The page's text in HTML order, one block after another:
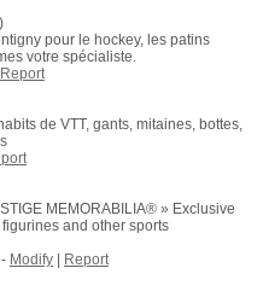
pour le hockey, les patins
votre spécialiste.
Report
de VTT, gants, mitaines, bottes,
MEMORABILIA® » Exclusive
and other sports
- Modify|
Report